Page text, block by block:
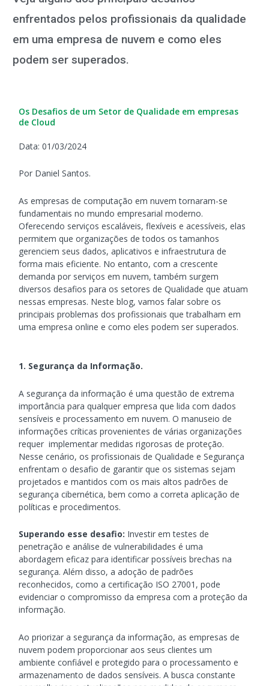
enfrentados pelos profissionais da qualidade
em uma empresa de nuvem e como eles
podem ser superados.
Os Desafios de um Setor de Qualidade em empresas
de Cloud
Data: 01/03/2024
Por Daniel Santos.
As empresas de computação em nuvem tornaram-se
fundamentais no mundo empresarial moderno.
Oferecendo serviços escaláveis, flexíveis e acessíveis, elas
permitem que organizações de todos os tamanhos
gerenciem seus dados, aplicativos e infraestrutura de
forma mais eficiente. No entanto, com a crescente
demanda por serviços em nuvem, também surgem
diversos desafios para os setores de Qualidade que atuam
nessas empresas. Neste blog, vamos falar sobre os
principais problemas dos profissionais que trabalham em
uma empresa online e como eles podem ser superados.
1. Segurança da Informação.
A segurança da informação é uma questão de extrema
importância para qualquer empresa que lida com dados
sensíveis e processamento em nuvem. O manuseio de
informações críticas provenientes de várias organizações
requer implementar medidas rigorosas de proteção.
Nesse cenário, os profissionais de Qualidade e Segurança
enfrentam o desafio de garantir que os sistemas sejam
projetados e mantidos com os mais altos padrões de
segurança cibernética, bem como a correta aplicação de
políticas e procedimentos.
Superando esse desafio: Investir em testes de
penetração e análise de vulnerabilidades é uma
abordagem eficaz para identificar possíveis brechas na
segurança. Além disso, a adoção de padrões
reconhecidos, como a certificação ISO 27001, pode
evidenciar o compromisso da empresa com a proteção da
informação.
Ao priorizar a segurança da informação, as empresas de
nuvem podem proporcionar aos seus clientes um
ambiente confiável e protegido para o processamento e
armazenamento de dados sensíveis. A busca constante